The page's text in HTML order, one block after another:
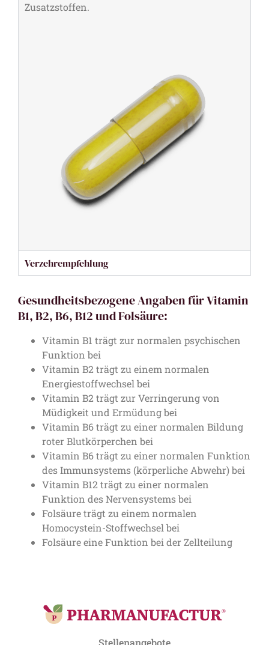
Zusatzstoffen.
Verzehrempfehlung
Gesundheitsbezogene Angaben für Vitamin
B1, B2, B6, B12 und Folsäure:
Vitamin B1 trägt zur normalen psychischen
Funktion bei
Vitamin B2 trägt zu einem normalen
Energiestoffwechsel bei
Vitamin B2 trägt zur Verringerung von
Müdigkeit und Ermüdung bei
Vitamin B6 trägt zu einer normalen Bildung
roter Blutkörperchen bei
Vitamin B6 trägt zu einer normalen Funktion
des Immunsystems (körperliche Abwehr) bei
Vitamin B12 trägt zu einer normalen
Funktion des Nervensystems bei
Folsäure trägt zu einem normalen
Homocystein-Stoffwechsel bei
Folsäure eine Funktion bei der Zellteilung
Stellenangebote